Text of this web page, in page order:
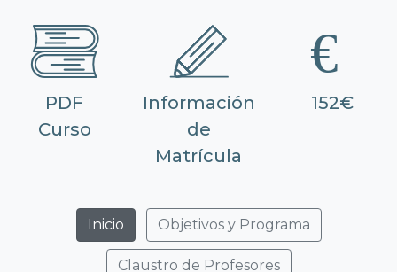
PDF
Curso
Información
de
Matrícula
152€
Inicio Objetivos y Programa
Claustro de Profesores